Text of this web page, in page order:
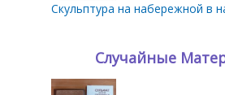
Скульптура на набережной в
Случайные